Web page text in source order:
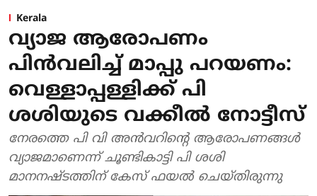
Kerala
വ്യാജ ആരോപണം
പിന്‍വലിച്ച് മാപ്പു പറയണം:
വെള്ളാപ്പള്ളിക്ക് പി
ശശിയുടെ വക്കീല്‍ നോട്ടീസ്
നേരത്തെ പി വി അന്‍വറിന്റെ ആരോപണങ്ങള്‍
വ്യാജമാണെന്ന് ചൂണ്ടികാട്ടി പി ശശി
മാനനഷ്ടത്തിന് കേസ് ഫയല്‍ ചെയ്തിരുന്നു